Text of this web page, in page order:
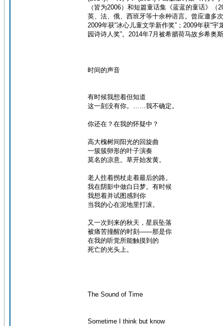
（皆为2006）和短篇童话集《蓝蓝的童话》
英、法、俄、西班牙等十余种语言。曾应邀多
2009年获“冰心儿童文学新作奖”；2009年获“
园诗诗人奖”。2014年7月被希腊荷马故乡希
时间的声音
有时候我想着但知道
这一刻没有你。……我不确定。
你还在？在我的怀疑中？
高大槐树间阳光的回旋曲
一簇簇卵形的叶子演奏
莫名的凉意。草开始发黄。
老人拄着拐杖走着最后的路。
我在阴影中做白日梦。有时候
我想着并试图感到你
当我的心在泥地里打滚。
又一次到来的秋天，星辰坠落
被痛苦撞醒的时刻——那是你
在我的听觉所能触摸到的
死亡的光头上。
The Sound of Time
Sometime I think but know